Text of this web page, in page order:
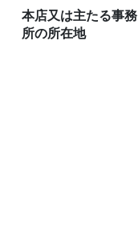
本店又は主たる事務
所の所在地